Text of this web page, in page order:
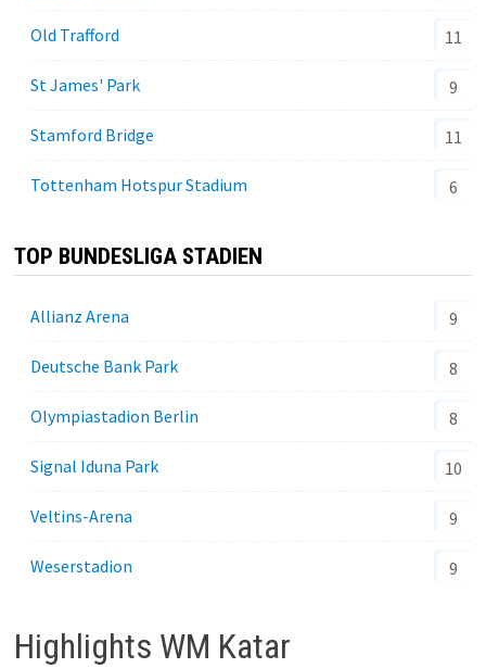
Old Trafford 11
St James' Park 9
Stamford Bridge 11
Tottenham Hotspur Stadium 6
TOP BUNDESLIGA STADIEN
Allianz Arena 9
Deutsche Bank Park 8
Olympiastadion Berlin 8
Signal Iduna Park 10
Veltins-Arena 9
Weserstadion 9
Highlights WM Katar